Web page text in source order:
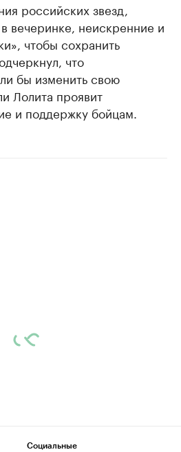
российских звезд,
вечеринке, неискренние и
чтобы сохранить
что
бы изменить свою
Лолита проявит
и поддержку бойцам.
Социальные